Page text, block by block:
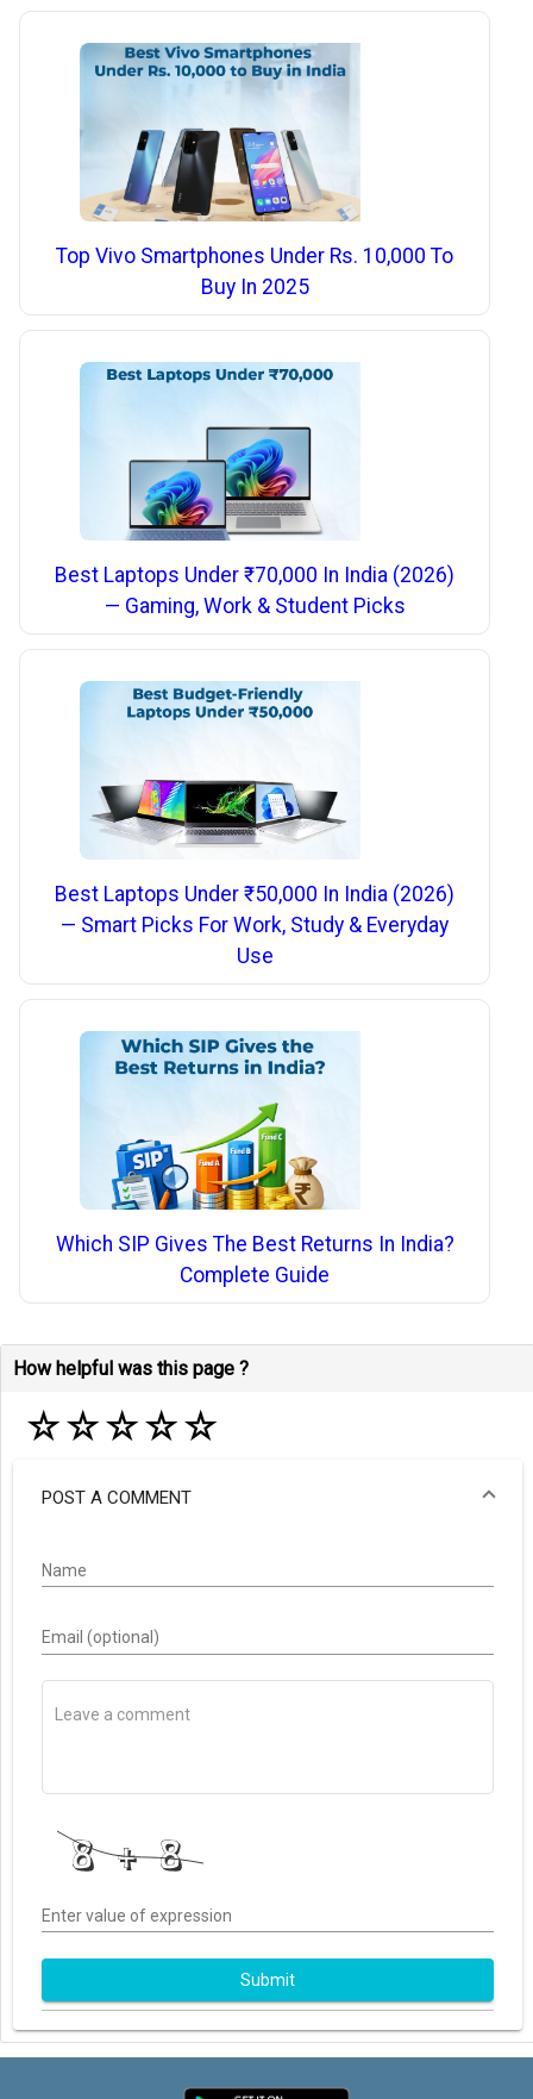
Top Vivo Smartphones Under Rs. 10,000 To
Buy In 2025
Best Laptops Under ₹70,000 In India (2026)
— Gaming, Work & Student Picks
Best Laptops Under ₹50,000 In India (2026)
— Smart Picks For Work, Study & Everyday
Use
Which SIP Gives The Best Returns In India?
Complete Guide
How helpful was this page ?
☆☆☆☆☆
POST A COMMENT
Name
Email (optional)
Enter value of expression
Submit